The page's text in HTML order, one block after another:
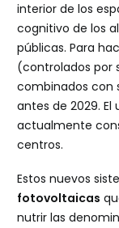
interior de los
cognitivo de los
públicas. Para
(controlados por
combinados con
antes de 2029.
actualmente
centros.
Estos nuevos
fotovoltaicas
nutrir las